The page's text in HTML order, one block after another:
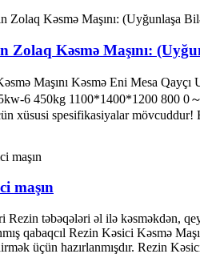
Zolaq Kəsmə Maşını:
Maşını Kəsmə Eni Mesa
6 450kg 1100*1400*1200 800 0
xüsusi spesifikasiyalar mövcuddur!
maşın
Rezin təbəqələri əl ilə kəsməkdən,
qabaqcıl Rezin Kəsici Kəsmə
üçün hazırlanmışdır. Rezin